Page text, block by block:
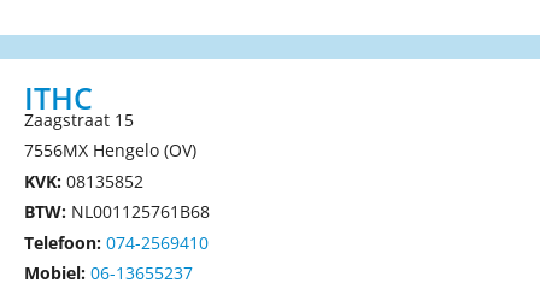
ITHC
Zaagstraat 15
7556MX Hengelo (OV)
KVK: 08135852
BTW: NL001125761B68
Telefoon: 074-2569410
Mobiel: 06-13655237